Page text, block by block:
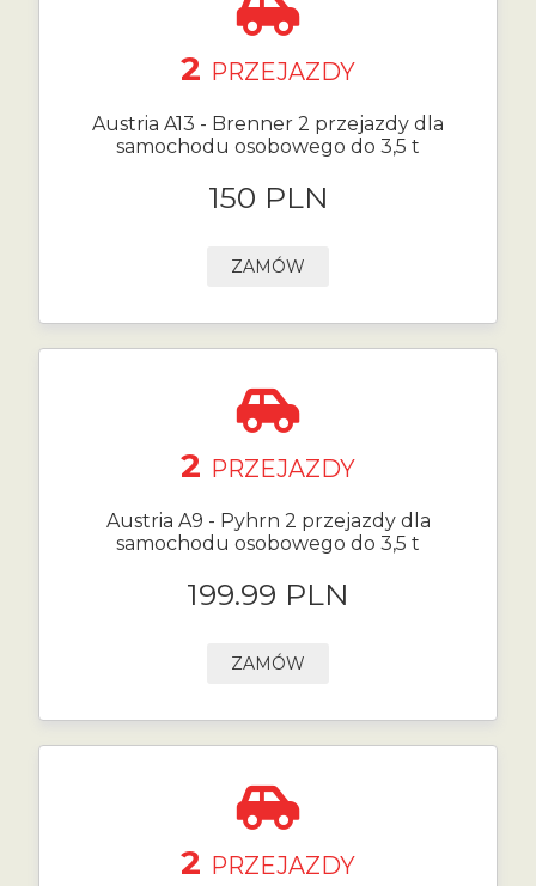
2 PRZEJAZDY
Austria A13 - Brenner 2 przejazdy dla
samochodu osobowego do 3,5 t
150 PLN
ZAMÓW
2 PRZEJAZDY
Austria A9 - Pyhrn 2 przejazdy dla
samochodu osobowego do 3,5 t
199.99 PLN
ZAMÓW
2 PRZEJAZDY